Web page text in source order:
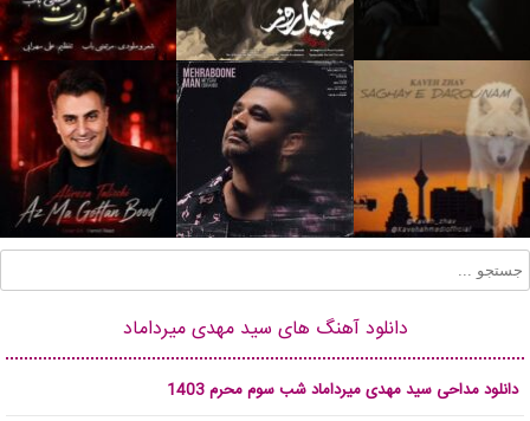
دانلود آهنگ های سید مهدی میرداماد
دانلود مداحی سید مهدی میرداماد شب سوم محرم 1403